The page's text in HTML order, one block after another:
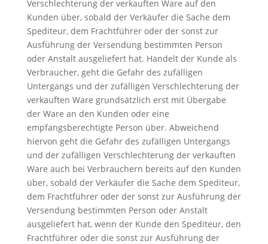
Verschlechterung der verkauften Ware auf den
Kunden über, sobald der Verkäufer die Sache dem
Spediteur, dem Frachtführer oder der sonst zur
Ausführung der Versendung bestimmten Person
oder Anstalt ausgeliefert hat. Handelt der Kunde als
Verbraucher, geht die Gefahr des zufälligen
Untergangs und der zufälligen Verschlechterung der
verkauften Ware grundsätzlich erst mit Übergabe
der Ware an den Kunden oder eine
empfangsberechtigte Person über. Abweichend
hiervon geht die Gefahr des zufälligen Untergangs
und der zufälligen Verschlechterung der verkauften
Ware auch bei Verbrauchern bereits auf den Kunden
über, sobald der Verkäufer die Sache dem Spediteur,
dem Frachtführer oder der sonst zur Ausführung der
Versendung bestimmten Person oder Anstalt
ausgeliefert hat, wenn der Kunde den Spediteur, den
Frachtführer oder die sonst zur Ausführung der